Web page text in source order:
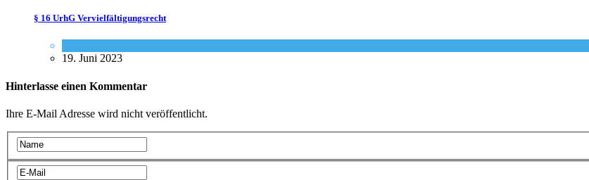
§ 16 UrhG Vervielfältigungsrecht
19. Juni 2023
Hinterlasse einen Kommentar
Ihre E-Mail Adresse wird nicht veröffentlicht.